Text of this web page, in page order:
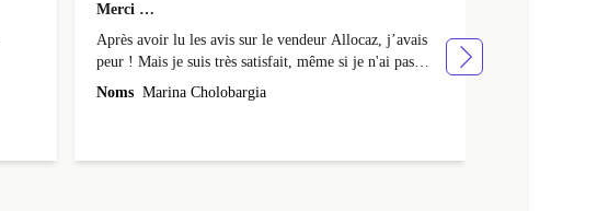
Merci …
Après avoir lu les avis sur le vendeur Allocaz, j’avais
peur ! Mais je suis très satisfait, même si je n'ai pas
reçu l'emballage Apple d'origine, mais un emballage en
carton. Je l'ai aussi reçu avec un peu de retard. Cela fait
Noms Marina Cholobargia